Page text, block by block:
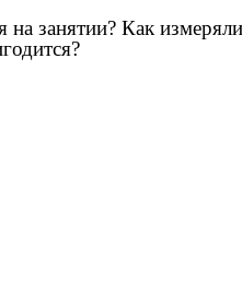
занятии? Как